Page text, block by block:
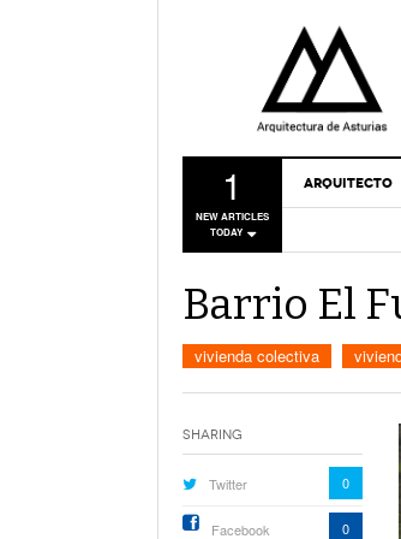
1
NEW ARTICLES
TODAY
ARQUITECTO
Barrio El
vivienda colectiva
Sharing
Twitter 0
Facebook 0